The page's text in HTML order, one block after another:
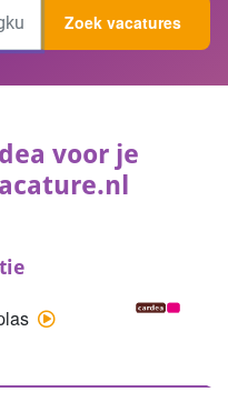
Zoek vacatures
voor je